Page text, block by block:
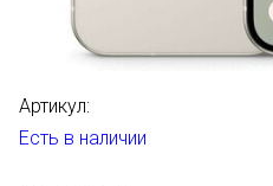
Артикул:
Есть в наличии